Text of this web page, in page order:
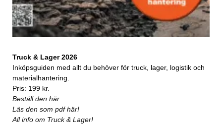
Truck & Lager 2026
Inköpsguiden med allt du behöver för truck, lager, logistik och
materialhantering.
Pris: 199 kr.
Beställ den här
Läs den som pdf här!
All info om Truck & Lager!